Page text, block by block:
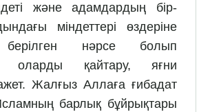
және адамдардың бір-
міндеттері өздеріне
берілген нәрсе болып
оларды қайтару, яғни
Жалғыз Аллаға ғибадат
барлық бұйрықтары